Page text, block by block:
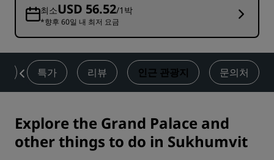
최소USD 56.52/1박
*향후 60일 내 최저 요금
특가 리뷰 인근 관광지 문의처
Explore the Grand Palace and
other things to do in Sukhumvit